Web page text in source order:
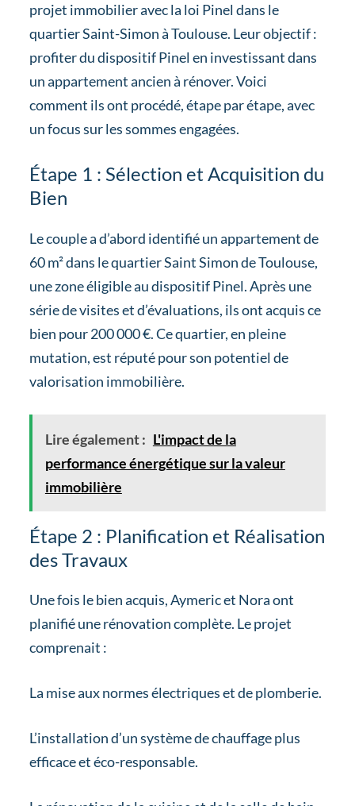
projet immobilier avec la loi Pinel dans le
quartier Saint-Simon à Toulouse. Leur objectif :
profiter du dispositif Pinel en investissant dans
un appartement ancien à rénover. Voici
comment ils ont procédé, étape par étape, avec
un focus sur les sommes engagées.
Étape 1 : Sélection et Acquisition du
Bien
Le couple a d’abord identifié un appartement de
60 m² dans le quartier Saint Simon de Toulouse,
une zone éligible au dispositif Pinel. Après une
série de visites et d’évaluations, ils ont acquis ce
bien pour 200 000 €. Ce quartier, en pleine
mutation, est réputé pour son potentiel de
valorisation immobilière.
Lire également : L'impact de la
performance énergétique sur la valeur
immobilière
Étape 2 : Planification et Réalisation
des Travaux
Une fois le bien acquis, Aymeric et Nora ont
planifié une rénovation complète. Le projet
comprenait :
La mise aux normes électriques et de plomberie.
L’installation d’un système de chauffage plus
efficace et éco-responsable.